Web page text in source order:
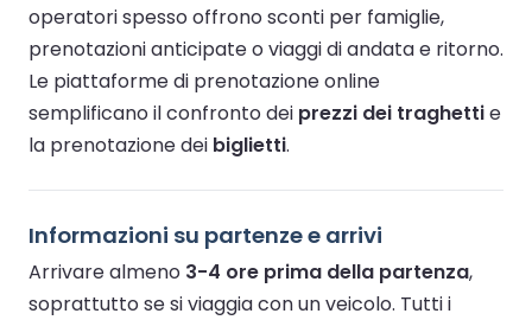
operatori spesso offrono sconti per famiglie,
prenotazioni anticipate o viaggi di andata e ritorno.
Le piattaforme di prenotazione online
semplificano il confronto dei prezzi dei traghettie
la prenotazione dei biglietti.
Informazioni su partenze e arrivi
Arrivare almeno 3-4 ore prima della partenza,
soprattutto se si viaggia con un veicolo. Tutti i